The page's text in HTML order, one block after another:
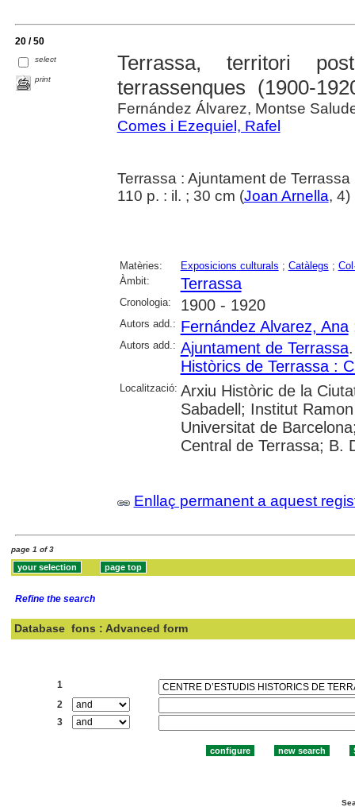
20 / 50
select
print
Terrassa, territori
terrassenques (1900-
Fernández Álvarez, Montse
Comes i Ezequiel, Rafel
Terrassa : Ajuntament de
110 p. : il. ; 30 cm (Joan Arnella, 4)
Matèries: Exposicions culturals ; Catàlegs ;
Àmbit:
Terrassa
Cronologia: 1900 - 1920
Autors add.: Fernández Alvarez, Ana
Autors add.: Ajuntament de Terrassa
Històrics de Terrassa :
Localització: Arxiu Històric de la
Sabadell; Institut
Universitat de
Central de Terrassa; B.
Enllaç permanent a aquest
page 1 of 3
Refine the search
Database fons : Advanced form
1
2
3